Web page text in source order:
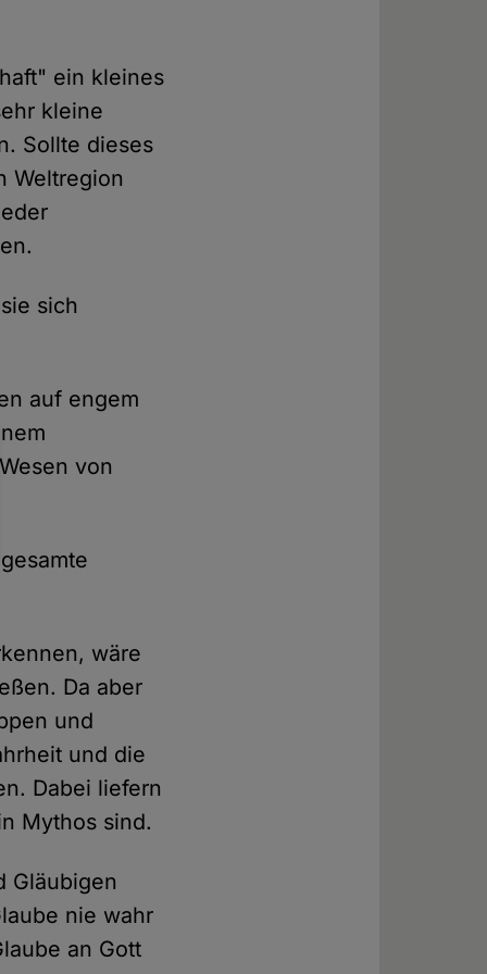
ein kleines
kleine
Sollte dieses
Weltregion
sich
auf engem
von
wäre
Da aber
und
und die
Dabei liefern
Mythos sind.
Gläubigen
nie wahr
an Gott